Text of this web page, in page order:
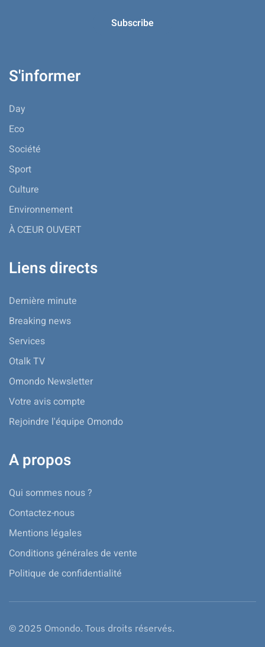
S'informer
Day
Eco
Société
Sport
Culture
Environnement
À CŒUR OUVERT
Liens directs
Dernière minute
Breaking news
Services
Otalk TV
Omondo Newsletter
Votre avis compte
Rejoindre l'équipe Omondo
A propos
Qui sommes nous ?
Contactez-nous
Mentions légales
Conditions générales de vente
Politique de confidentialité
© 2025 Omondo. Tous droits réservés.